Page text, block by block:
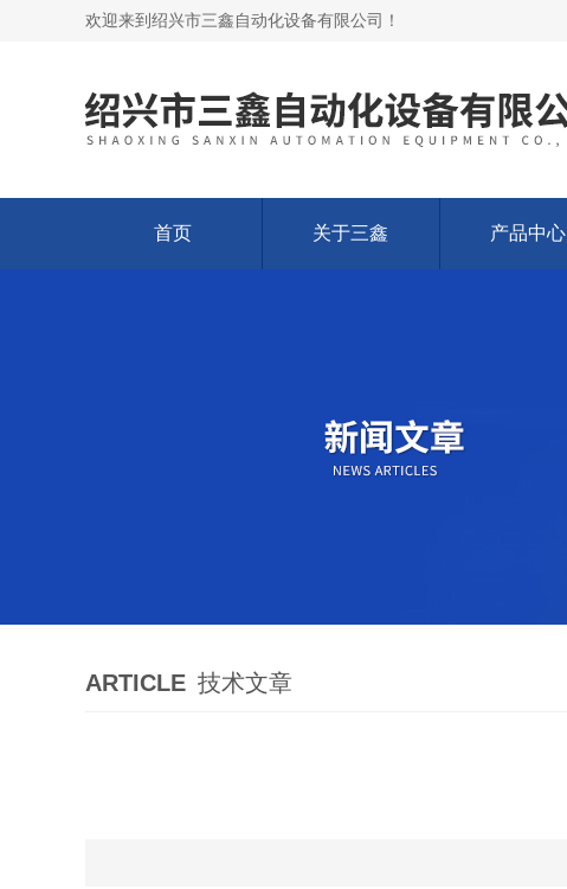
欢迎来到绍兴市三鑫自动化设备有限公司！
首页 关于三鑫 产品中心
ARTICLE 技术文章